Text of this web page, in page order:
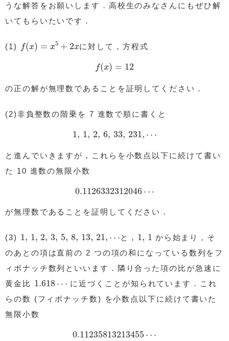
うな解答をお願いします．高校生のみなさんにもぜひ解
いてもらいたいです．
(1) f(x) = x5 + 2x
(x = 2 に対して，方程式
f(x) = 12
f( x) 12
の正の解が無理数であることを証明してください．
(2)非負整数の階乗を 7 進数で順に書くと
1, 1, 2, 6, 33, 231, ⋯
1, ,2 6 33, 231,
と進んでいきますが，これらを小数点以下に続けて書い
た 10 進数の無限小数
0.1126332312046 ⋯
0.1126332312046
が無理数であることを証明してください．
(3) 1, 1, 2, 3, 5, 8, 13, 21, ⋯
1 1, ,3 5 8, 13 21, ⋯ と， 1, 1
1 1 から始まり，そ
のあとの項は直前の 2 つの項の和になっている数列をフ
ィボナッチ数列といいます．隣り合った項の比が急速に
黄金比 1.618 ⋯
1.618
に近づくことが知られています．これ
らの数 (フィボナッチ数) を小数点以下に続けて書いた
無限小数
0.11235813213455 ⋯
0.11235813213455